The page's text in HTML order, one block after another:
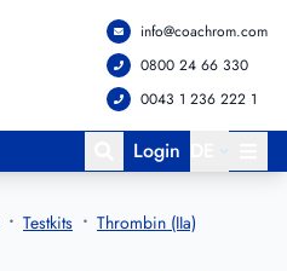
info@coachrom.com
0800 24 66 330
0043 1 236 222 1
Login
Testkits Thrombin (IIa)